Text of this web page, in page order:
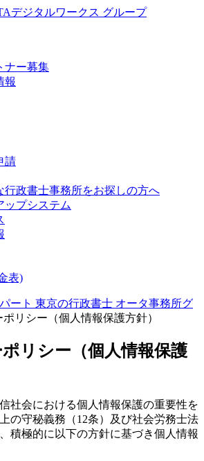
ナー募集
報
請
行政書士事務所をお探しの方へ
ップシステム
表)
ート 東京の行政書士 オータ事務所グ
リシー（個人情報保護方針）
リシー（個人情報保護
社会における個人情報保護の重要性を
の守秘義務（12条）及び社会労務士法
積極的に以下の方針に基づき個人情報